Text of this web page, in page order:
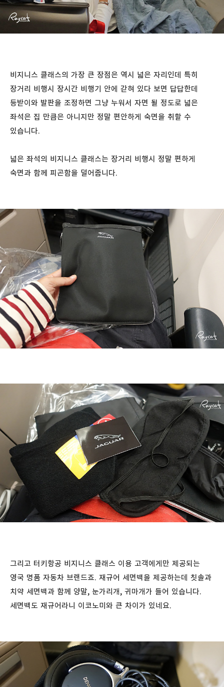
비지니스 클래스의 가장 큰 장점은 역시 넓은 자리인데 특히
장거리 비행시 장시간 비행기 안에 갇혀 있다 보면 답답한데
등받이와 발판을 조정하면 그냥 누워서 자면 될 정도로 넓은
좌석은 집 만큼은 아니지만 정말 편안하게 숙면을 취할 수
있습니다.
넓은 좌석의 비지니스 클래스는 장거리 비행시 정말 편하게
숙면과 함께 피곤함을 덜어줍니다.
그리고 터키항공 비지니스 클래스 이용 고객에게만 제공되는
영국 명품 자동차 브랜드죠. 재규어 세면백을 제공하는데 칫솔과
치약 세면백과 함께 양말, 눈가리개, 귀마개가 들어 있습니다.
세면백도 재규어라니 이코노미와 큰 차이가 있네요.